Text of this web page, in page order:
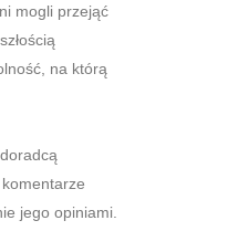
mogli przejąć
na którą
jego opiniami.